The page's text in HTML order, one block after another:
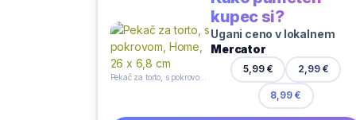
kupec si?
Ugani ceno v lokalnem
Mercator
5,99 € 2,99 €
8,99 €